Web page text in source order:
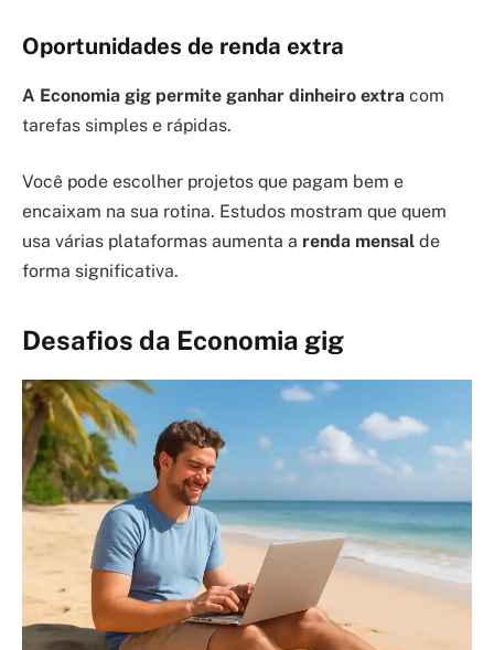
Oportunidades de renda extra
A Economia gig permite ganhar dinheiro extra com
tarefas simples e rápidas.
Você pode escolher projetos que pagam bem e
encaixam na sua rotina. Estudos mostram que quem
usa várias plataformas aumenta a renda mensal de
forma significativa.
Desafios da Economia gig